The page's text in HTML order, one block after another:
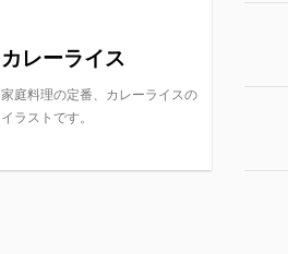
カレーライス
家庭料理の定番、カレーライスの
イラストです。